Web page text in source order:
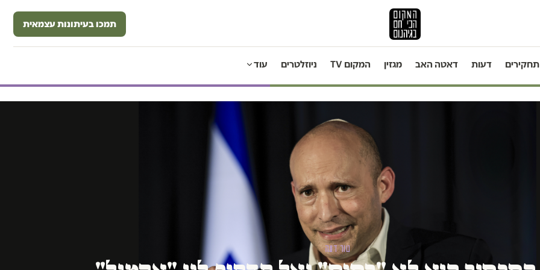
תמכו בעיתונות עצמאית
תחקירים דעות דאטה האב מגזין המקום TV ניוזלטרים עוד
טור דעה